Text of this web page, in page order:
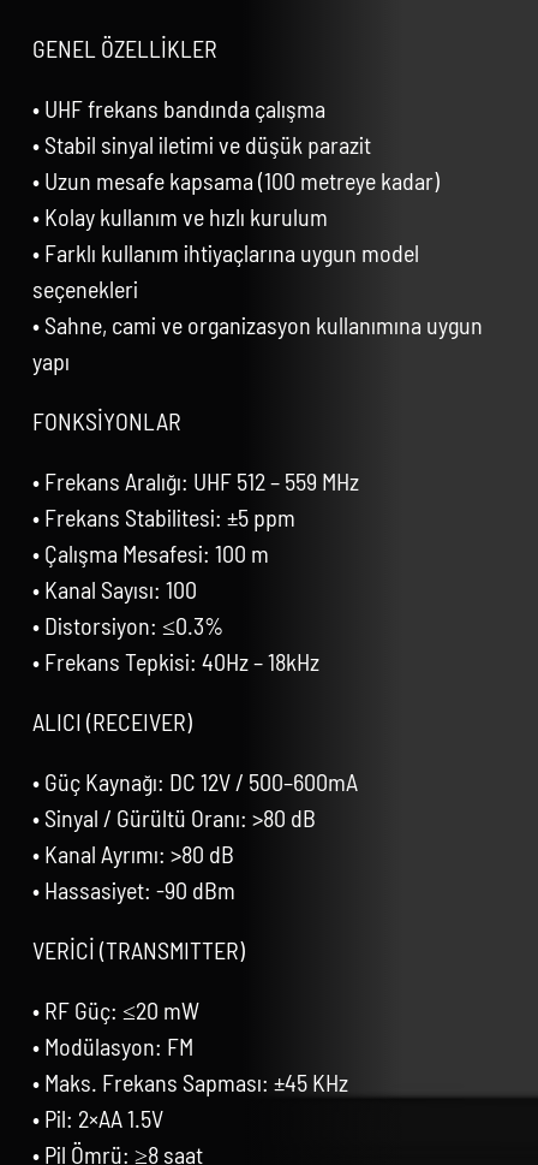
GENEL ÖZELLİKLER
• UHF frekans bandında çalışma
• Stabil sinyal iletimi ve düşük parazit
• Uzun mesafe kapsama (100 metreye kadar)
• Kolay kullanım ve hızlı kurulum
• Farklı kullanım ihtiyaçlarına uygun model
seçenekleri
• Sahne, cami ve organizasyon kullanımına uygun
yapı
FONKSİYONLAR
• Frekans Aralığı: UHF 512 – 559 MHz
• Frekans Stabilitesi: ±5 ppm
• Çalışma Mesafesi: 100 m
• Kanal Sayısı: 100
• Distorsiyon: ≤0.3%
• Frekans Tepkisi: 40Hz – 18kHz
ALICI (RECEIVER)
• Güç Kaynağı: DC 12V / 500–600mA
• Sinyal / Gürültü Oranı: >80 dB
• Kanal Ayrımı: >80 dB
• Hassasiyet: -90 dBm
VERİCİ (TRANSMITTER)
• RF Güç: ≤20 mW
• Modülasyon: FM
• Maks. Frekans Sapması: ±45 KHz
• Pil: 2×AA 1.5V
• Pil Ömrü: ≥8 saat